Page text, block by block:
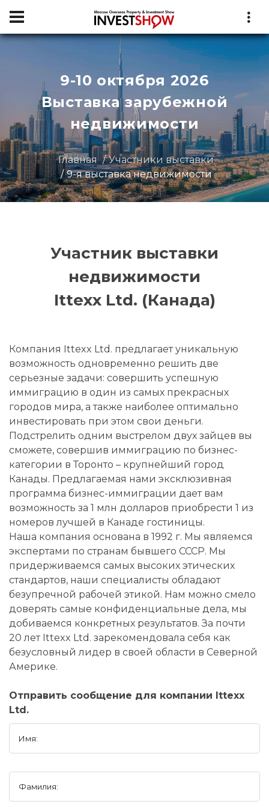
9-10 октября 2026
Выставка зарубежной
недвижимости
Главная
Участники выставки
9-я выставка недвижимости
Участник выставки
недвижимости
Ittexx Ltd. (Канада)
Компания Ittexx Ltd. предлагает уникальную
возможность одновременно решить две
серьезные задачи: совершить успешную
иммиграцию в один из самых прекрасных
городов мира, а также наиболее оптимально
инвестировать при этом свои деньги.
Подстрелить одним выстрелом двух зайцев вы
сможете, совершив иммиграцию по бизнес-
категории в Торонто – крупнейший город
Канады. Предлагаемая нами эксклюзивная
программа бизнес-иммиграции дает вам
возможность за 1 млн долларов приобрести 1 из
номеров лучшей в Канаде гостиницы.
Наша компания основана в 1992 г. Мы являемся
экспертами по странам бывшего СССР. Мы
придерживаемся самых высоких этических
стандартов, наши специалисты обладают
безупречной рабочей этикой. Нам можно смело
доверять самые конфиденциальные дела, мы
добиваемся конкретных результатов. За почти
20 лет Ittexx Ltd. зарекомендовала себя как
безусловный лидер в своей области в Северной
Америке.
Отправить сообщение для компании Ittexx
Ltd.
Имя:
Фамилия: